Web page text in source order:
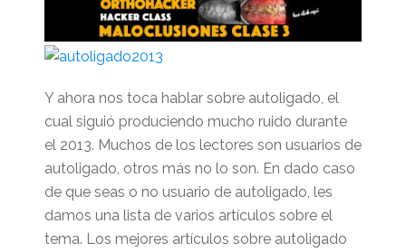
Y ahora nos toca hablar sobre autoligado, el
cual siguió produciendo mucho ruido durante
el 2013. Muchos de los lectores son usuarios de
autoligado, otros más no lo son. En dado caso
de que seas o no usuario de autoligado, les
damos una lista de varios artículos sobre el
tema. Los mejores artículos sobre autoligado